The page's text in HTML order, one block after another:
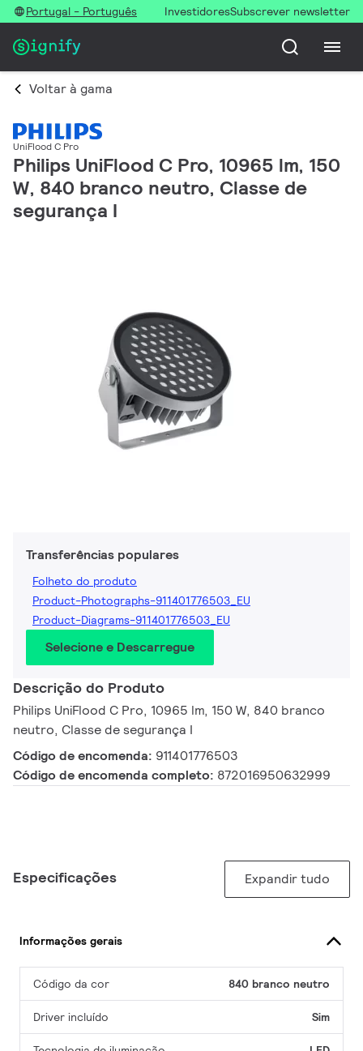
Portugal - Português InvestidoresSubscrever newsletter
Voltar à gama
UniFlood C Pro
Philips UniFlood C Pro, 10965 lm, 150
W, 840 branco neutro, Classe de
segurança I
Transferências populares
Folheto do produto
Product-Photographs-911401776503_EU
Product-Diagrams-911401776503_EU
Selecione e Descarregue
Descrição do Produto
Philips UniFlood C Pro, 10965 lm, 150 W, 840 branco
neutro, Classe de segurança I
Código de encomenda: 911401776503
Código de encomenda completo: 872016950632999
Especificações Expandir tudo
Informações gerais
Código da cor 840 branco neutro
Driver incluído Sim